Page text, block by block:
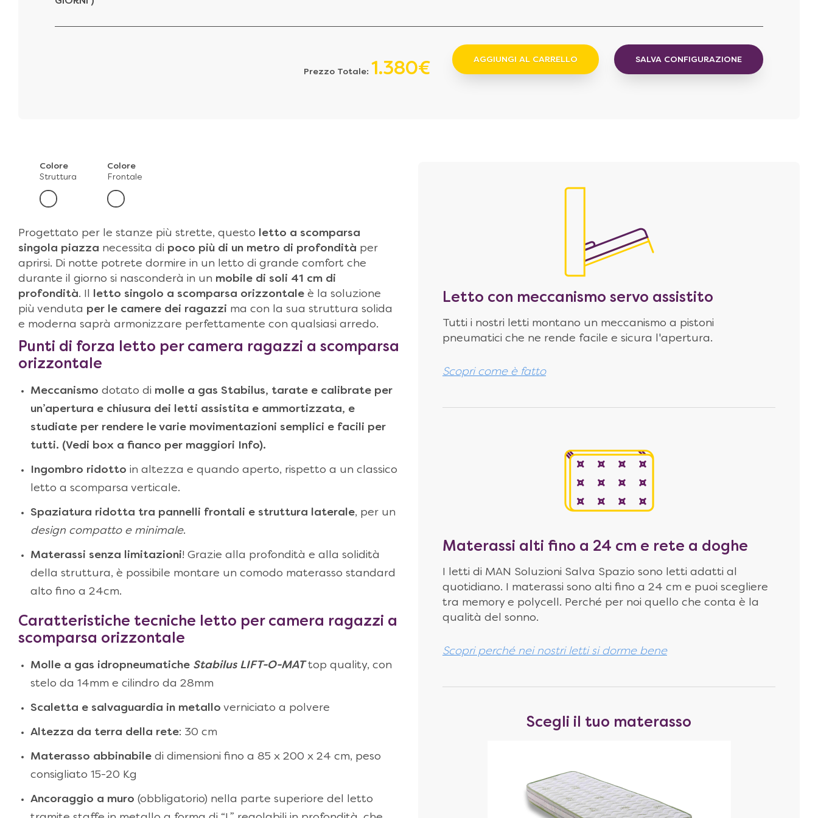
Prezzo Totale: 1.380€
AGGIUNGI AL CARRELLO SALVA CONFIGURAZIONE
Colore
Struttura
Colore
Frontale
Progettato per le stanze più strette, questo letto a scomparsa
singola piazza necessita di poco più di un metro di profondità per
aprirsi. Di notte potrete dormire in un letto di grande comfort che
durante il giorno si nasconderà in un mobile di soli 41 cm di
profondità. Il letto singolo a scomparsa orizzontale è la soluzione
più venduta per le camere dei ragazzi ma con la sua struttura solida
e moderna saprà armonizzare perfettamente con qualsiasi arredo.
Punti di forza letto per camera ragazzi a scomparsa
orizzontale
Meccanismo dotato di molle a gas Stabilus, tarate e calibrate per
un’apertura e chiusura dei letti assistita e ammortizzata, e
studiate per rendere le varie movimentazioni semplici e facili per
tutti. (Vedi box a fianco per maggiori Info).
Ingombro ridotto in altezza e quando aperto, rispetto a un classico
letto a scomparsa verticale.
Spaziatura ridotta tra pannelli frontali e struttura laterale, per un
design compatto e minimale.
Materassi senza limitazioni! Grazie alla profondità e alla solidità
della struttura, è possibile montare un comodo materasso standard
alto fino a 24cm.
Caratteristiche tecniche letto per camera ragazzi a
scomparsa orizzontale
Molle a gas idropneumatiche Stabilus LIFT-O-MATtop quality, con
stelo da 14mm e cilindro da 28mm
Scaletta e salvaguardia in metallo verniciato a polvere
Altezza da terra della rete: 30 cm
Materasso abbinabile di dimensioni fino a 85 x 200 x 24 cm, peso
consigliato 15-20 Kg
Ancoraggio a muro (obbligatorio) nella parte superiore del letto
Letto con meccanismo servo assistito
Tutti i nostri letti montano un meccanismo a pistoni
pneumatici che ne rende facile e sicura l'apertura.
Scopri come è fatto
Materassi alti fino a 24 cm e rete a doghe
I letti di MAN Soluzioni Salva Spazio sono letti adatti al
quotidiano. I materassi sono alti fino a 24 cm e puoi scegliere
tra memory e polycell. Perché per noi quello che conta è la
qualità del sonno.
Scopri perché nei nostri letti si dorme bene
Scegli il tuo materasso